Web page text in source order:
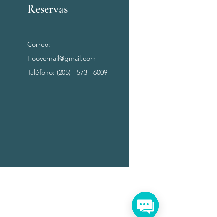
Reservas
Correo:
Hoovernail@gmail.com
Teléfono: (205) - 573 - 6009